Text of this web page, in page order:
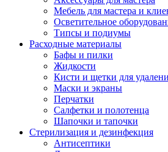
Мебель для мастера и
Осветительное
Типсы и подиумы
Расходные материалы
Бафы и пилки
Жидкости
Кисти и щетки для
Маски и экраны
Перчатки
Салфетки и полотенца
Шапочки и тапочки
Стерилизация и дезинфекция
Антисептики